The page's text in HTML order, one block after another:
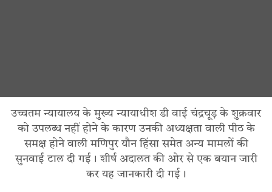
उच्चतम न्यायालय के मुख्य न्यायाधीश डी वाई चंद्रचूड़ के शुक्रवार
को उपलब्ध नहीं होने के कारण उनकी अध्यक्षता वाली पीठ के
समक्ष होने वाली मणिपुर यौन हिंसा समेत अन्य मामलों की
सुनवाई टाल दी गई। शीर्ष अदालत की ओर से एक बयान जारी
कर यह जानकारी दी गई।